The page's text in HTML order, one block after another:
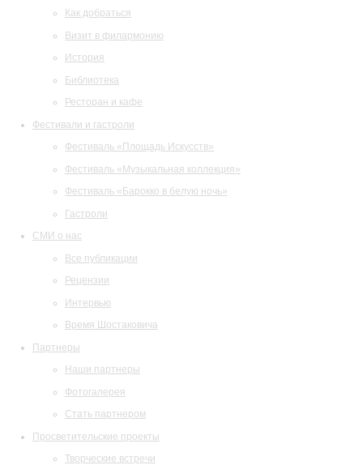
Как добраться
Визит в филармонию
История
Библиотека
Ресторан и кафе
Фестивали и гастроли
Фестиваль «Площадь Искусств»
Фестиваль «Музыкальная коллекция»
Фестиваль «Барокко в белую ночь»
Гастроли
СМИ о нас
Все публикации
Рецензии
Интервью
Время Шостаковича
Партнеры
Наши партнеры
Фотогалерея
Стать партнером
Просветительские проекты
Творческие встречи